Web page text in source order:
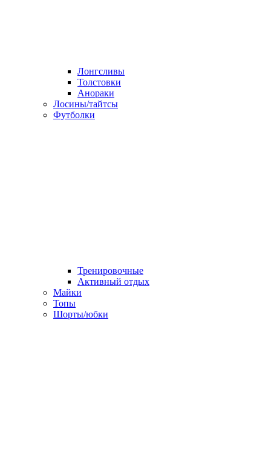
Лонгсливы
Толстовки
Анораки
Лосины/тайтсы
Футболки
Тренировочные
Активный отдых
Майки
Топы
Шорты/юбки